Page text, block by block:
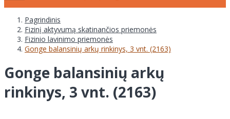
Pagrindinis
Fizinį aktyvumą skatinančios priemonės
Fizinio lavinimo priemonės
Gonge balansinių arkų rinkinys, 3 vnt. (2163)
Gonge balansinių arkų
rinkinys, 3 vnt. (2163)